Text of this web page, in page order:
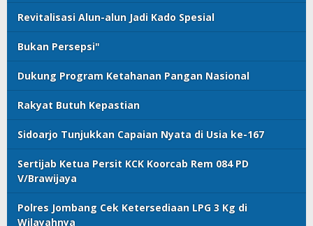
Revitalisasi Alun-alun Jadi Kado Spesial
Bukan Persepsi"
Dukung Program Ketahanan Pangan Nasional
Rakyat Butuh Kepastian
Sidoarjo Tunjukkan Capaian Nyata di Usia ke-167
Sertijab Ketua Persit KCK Koorcab Rem 084 PD
V/Brawijaya
Polres Jombang Cek Ketersediaan LPG 3 Kg di
Wilayahnya